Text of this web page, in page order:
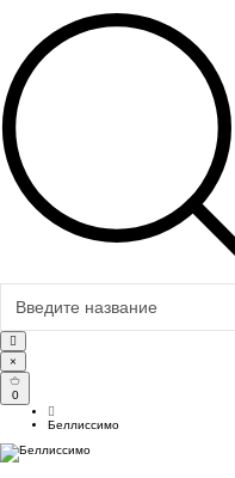
×
0
Беллиссимо